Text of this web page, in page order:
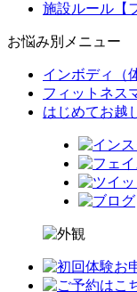
施設ルール【
お悩み別メニュー
インボディ（
フィットネス
はじめてお越